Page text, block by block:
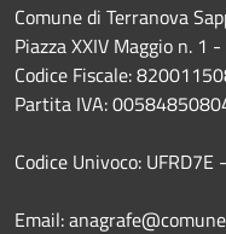
Comune di Terranova
Piazza XXIV Maggio n. 1
Codice Fiscale:
Partita IVA:
Codice Univoco:
Email: